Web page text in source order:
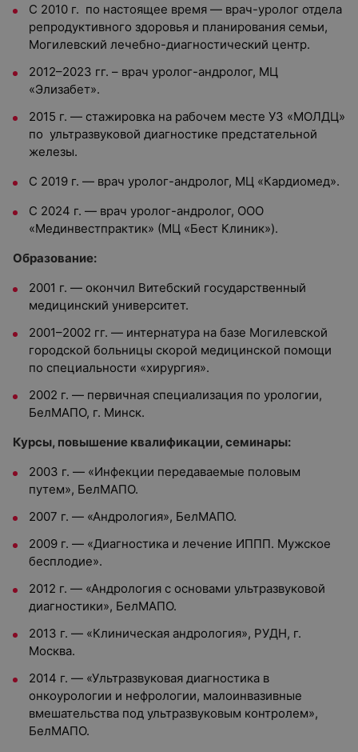
С 2010 г. по настоящее время — врач-уролог отдела
репродуктивного здоровья и планирования семьи,
Могилевский лечебно-диагностический центр.
2012–2023 гг. – врач уролог-андролог, МЦ
«Элизабет».
2015 г. — стажировка на рабочем месте УЗ «МОЛДЦ»
по ультразвуковой диагностике предстательной
железы.
С 2019 г. — врач уролог-андролог, МЦ «Кардиомед».
С 2024 г. — врач уролог-андролог, ООО
«Мединвестпрактик» (МЦ «Бест Клиник»).
Образование:
2001 г. — окончил Витебский государственный
медицинский университет.
2001–2002 гг. — интернатура на базе Могилевской
городской больницы скорой медицинской помощи
по специальности «хирургия».
2002 г. — первичная специализация по урологии,
БелМАПО, г. Минск.
Курсы, повышение квалификации, семинары:
2003 г. — «Инфекции передаваемые половым
путем», БелМАПО.
2007 г. — «Андрология», БелМАПО.
2009 г. — «Диагностика и лечение ИППП. Мужское
бесплодие».
2012 г. — «Андрология с основами ультразвуковой
диагностики», БелМАПО.
2013 г. — «Клиническая андрология», РУДН, г.
Москва.
2014 г. — «Ультразвуковая диагностика в
онкоурологии и нефрологии, малоинвазивные
вмешательства под ультразвуковым контролем»,
БелМАПО.